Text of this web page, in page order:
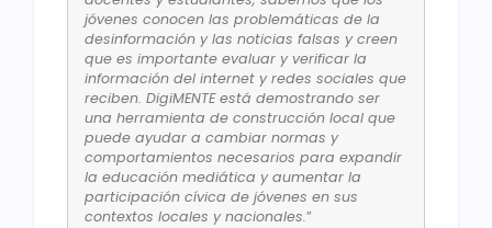
jóvenes conocen las problemáticas de la
desinformación y las noticias falsas y creen
que es importante evaluar y verificar la
información del internet y redes sociales que
reciben. DigiMENTE está demostrando ser
una herramienta de construcción local que
puede ayudar a cambiar normas y
comportamientos necesarios para expandir
la educación mediática y aumentar la
participación cívica de jóvenes en sus
contextos locales y nacionales.”